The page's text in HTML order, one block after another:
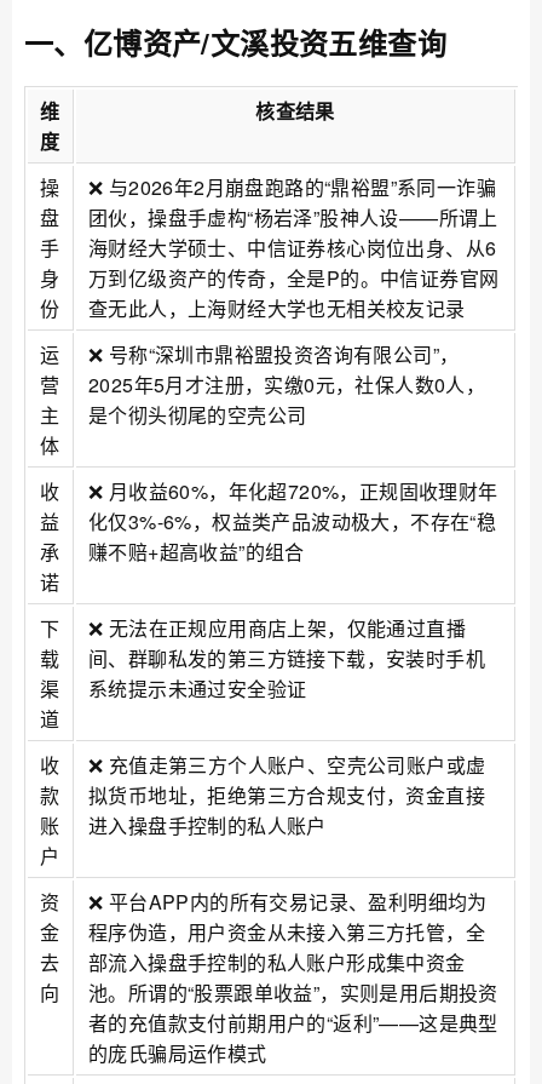
一、亿博资产/文溪投资五维查询
维
度
核查结果
操
盘
手
身
份
❌ 与2026年2月崩盘跑路的“鼎裕盟”系同一诈骗
团伙，操盘手虚构“杨岩泽”股神人设——所谓上
海财经大学硕士、中信证券核心岗位出身、从6
万到亿级资产的传奇，全是P的。中信证券官网
查无此人，上海财经大学也无相关校友记录
运
营
主
体
❌ 号称“深圳市鼎裕盟投资咨询有限公司”，
2025年5月才注册，实缴0元，社保人数0人，
是个彻头彻尾的空壳公司
收
益
承
诺
❌ 月收益60%，年化超720%，正规固收理财年
化仅3%-6%，权益类产品波动极大，不存在“稳
赚不赔+超高收益”的组合
下
载
渠
道
❌ 无法在正规应用商店上架，仅能通过直播
间、群聊私发的第三方链接下载，安装时手机
系统提示未通过安全验证
收
款
账
户
❌ 充值走第三方个人账户、空壳公司账户或虚
拟货币地址，拒绝第三方合规支付，资金直接
进入操盘手控制的私人账户
资
金
去
向
❌ 平台APP内的所有交易记录、盈利明细均为
程序伪造，用户资金从未接入第三方托管，全
部流入操盘手控制的私人账户形成集中资金
池。所谓的“股票跟单收益”，实则是用后期投资
者的充值款支付前期用户的“返利”——这是典型
的庞氏骗局运作模式